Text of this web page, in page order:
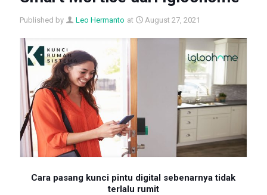
Published by Leo Hermanto at August 27, 2021
Cara pasang kunci pintu digital sebenarnya tidak
terlalu rumit